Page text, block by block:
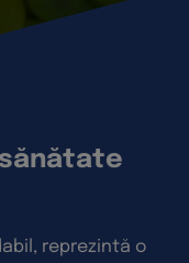
reprezintă o